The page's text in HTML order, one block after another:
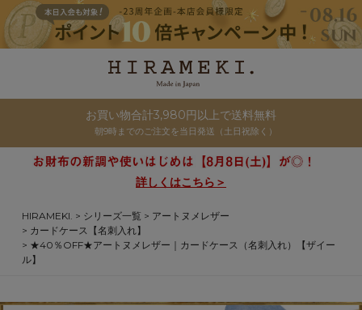
お買い物合計3,980円以上で送料無料
朝9時までのご注文を当日発送（土日祝除く）
詳しくはこちら＞
HIRAMEKI. シリーズ一覧
アートヌメレザー
カードケース【名刺入れ】
★40％OFF★アートヌメレザー｜カードケース（名刺入れ）【ザイー
ル】